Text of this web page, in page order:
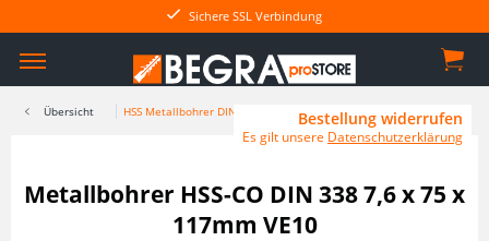
Sichere SSL Verbindung
Übersicht HSS Metallbohrer DIN 338
Metallbohrer HSS-CO DIN 338 7,6 x 75 x
117mm VE10
Bestellung widerrufen
Es gilt unsere Datenschutzerklärung